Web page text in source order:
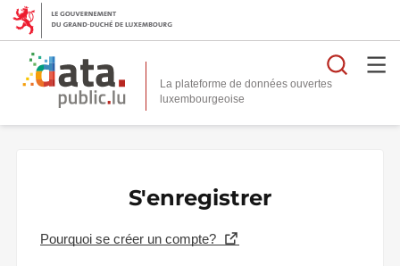
La plateforme de données ouvertes
S'enregistrer
Pourquoi se créer un compte?